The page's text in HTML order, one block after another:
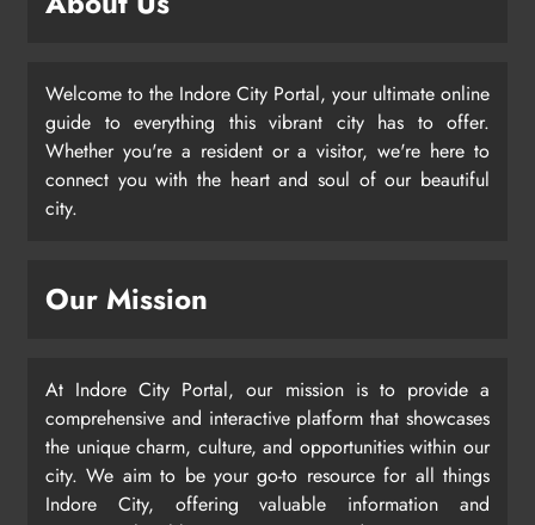
Welcome to the Indore City Portal, your ultimate online
guide to everything this vibrant city has to offer.
Whether you're a resident or a visitor, we're here to
connect you with the heart and soul of our beautiful
city.
Our Mission
At Indore City Portal, our mission is to provide a
comprehensive and interactive platform that showcases
the unique charm, culture, and opportunities within our
city. We aim to be your go-to resource for all things
Indore City, offering valuable information and